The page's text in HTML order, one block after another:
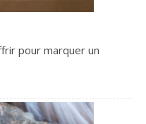
pour marquer un